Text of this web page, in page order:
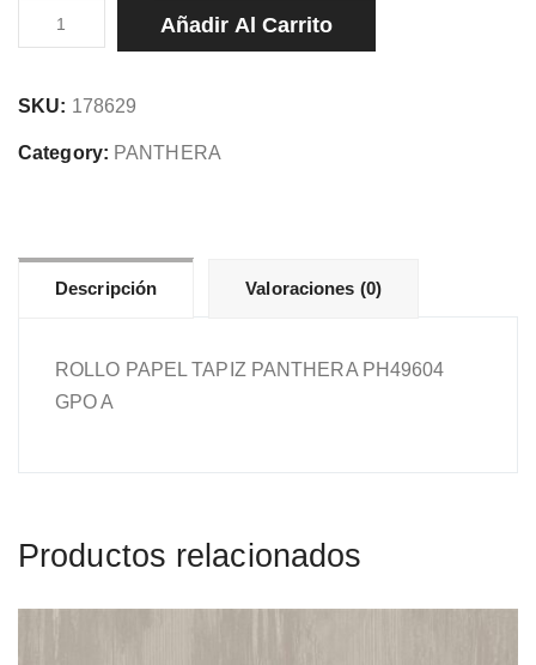
ROLLO
PAPEL
PANTHERA
PH49604
Añadir Al Carrito
SKU: 178629
Category: PANTHERA
Descripción Valoraciones (0)
ROLLO PAPEL TAPIZ PANTHERA PH49604
GPO A
Productos relacionados